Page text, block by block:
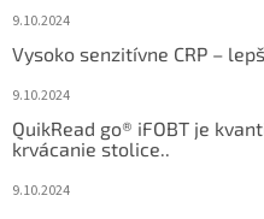
9.10.2024
Vysoko senzitívne CRP –
9.10.2024
QuikRead go® iFOBT je
krvácanie stolice..
9.10.2024